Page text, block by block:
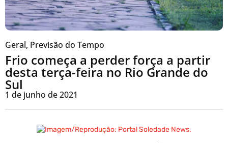
Geral, Previsão do Tempo
Frio começa a perder força a partir
desta terça-feira no Rio Grande do
Sul
1 de junho de 2021